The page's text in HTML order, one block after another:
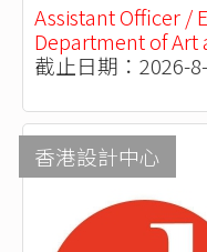
Assistant Officer /
Department of Art
截止日期：2026-
香港設計中心